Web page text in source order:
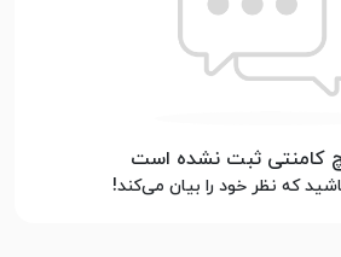
کامنتی ثبت نشده است
که نظر خود را بیان می‌کند!